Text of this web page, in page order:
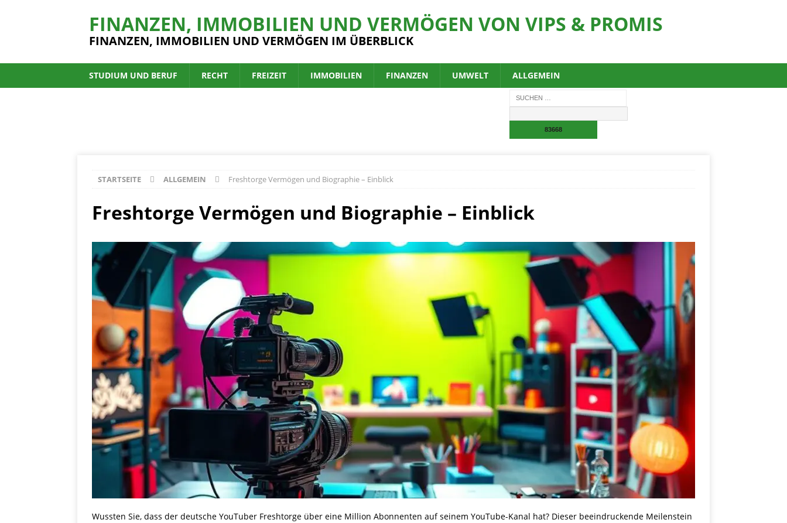
FINANZEN, IMMOBILIEN UND VERMÖGEN VON VIPS & PROMIS
FINANZEN, IMMOBILIEN UND VERMÖGEN IM ÜBERBLICK
STUDIUM UND BERUF RECHT FREIZEIT IMMOBILIEN FINANZEN UMWELT ALLGEMEIN
STARTSEITE ALLGEMEIN Freshtorge Vermögen und Biographie – Einblick
Freshtorge Vermögen und Biographie – Einblick
Wussten Sie, dass der deutsche YouTuber Freshtorge über eine Million Abonnenten auf seinem YouTube-Kanal hat? Dieser beeindruckende Meilenstein